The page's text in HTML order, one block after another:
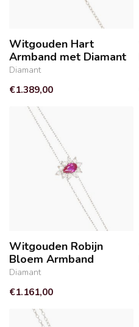
Witgouden Hart
Armband met Diamant
Diamant
€1.389,00
Witgouden Robijn
Bloem Armband
Diamant
€1.161,00